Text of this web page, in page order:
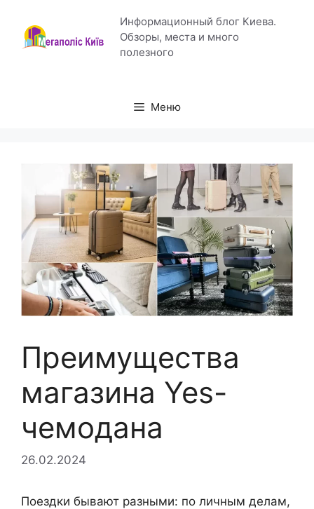
содержимому
Информационный блог Киева.
Обзоры, места и много
полезного
Меню
Преимущества
магазина Yes-
чемодана
26.02.2024
Поездки бывают разными: по личным делам,